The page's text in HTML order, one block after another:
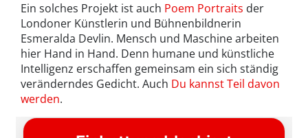
Ein solches Projekt ist auch Poem Portraits der
Londoner Künstlerin und Bühnenbildnerin
Esmeralda Devlin. Mensch und Maschine arbeiten
hier Hand in Hand. Denn humane und künstliche
Intelligenz erschaffen gemeinsam ein sich ständig
veränderndes Gedicht. Auch Du kannst Teil davon
werden.